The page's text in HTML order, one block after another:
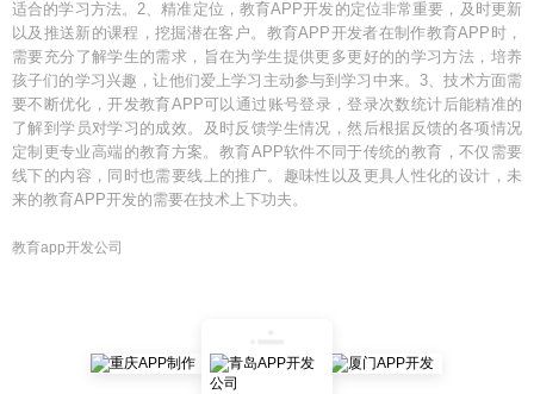
适合的学习方法。2、精准定位，教育APP开发的定位非常重要，及时更新
以及推送新的课程，挖掘潜在客户。教育APP开发者在制作教育APP时，
需要充分了解学生的需求，旨在为学生提供更多更好的的学习方法，培养
孩子们的学习兴趣，让他们爱上学习主动参与到学习中来。3、技术方面需
要不断优化，开发教育APP可以通过账号登录，登录次数统计后能精准的
了解到学员对学习的成效。及时反馈学生情况，然后根据反馈的各项情况
定制更专业高端的教育方案。教育APP软件不同于传统的教育，不仅需要
线下的内容，同时也需要线上的推广。趣味性以及更具人性化的设计，未
来的教育APP开发的需要在技术上下功夫。
教育app开发公司